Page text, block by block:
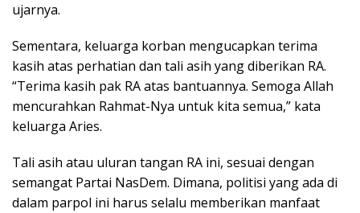
ujarnya.
Sementara, keluarga korban mengucapkan terima
kasih atas perhatian dan tali asih yang diberikan RA.
“Terima kasih pak RA atas bantuannya. Semoga Allah
mencurahkan Rahmat-Nya untuk kita semua,” kata
keluarga Aries.
Tali asih atau uluran tangan RA ini, sesuai dengan
semangat Partai NasDem. Dimana, politisi yang ada di
dalam parpol ini harus selalu memberikan manfaat